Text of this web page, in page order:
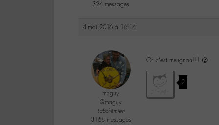
324 messages
4 mai 2016 à 16:14
maguy
@maguy
Labohémien
3168 messages
Oh c’est meugnon!!!! 😉
2